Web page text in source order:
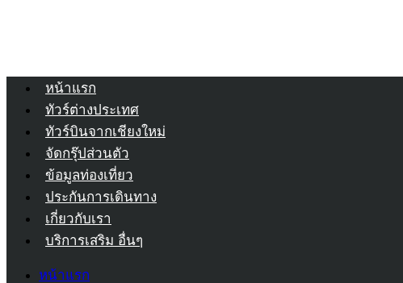
หน้าแรก
ทัวร์ต่างประเทศ
ทัวร์บินจากเชียงใหม่
จัดกรุ๊ปส่วนตัว
ข้อมูลท่องเที่ยว
ประกันการเดินทาง
เกี่ยวกับเรา
บริการเสริม อื่นๆ
หน้าแรก